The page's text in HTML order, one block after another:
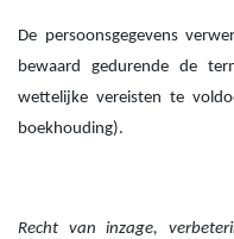
De persoonsgegevens
bewaard gedurende de
wettelijke vereisten te
boekhouding).
Recht van inzage,